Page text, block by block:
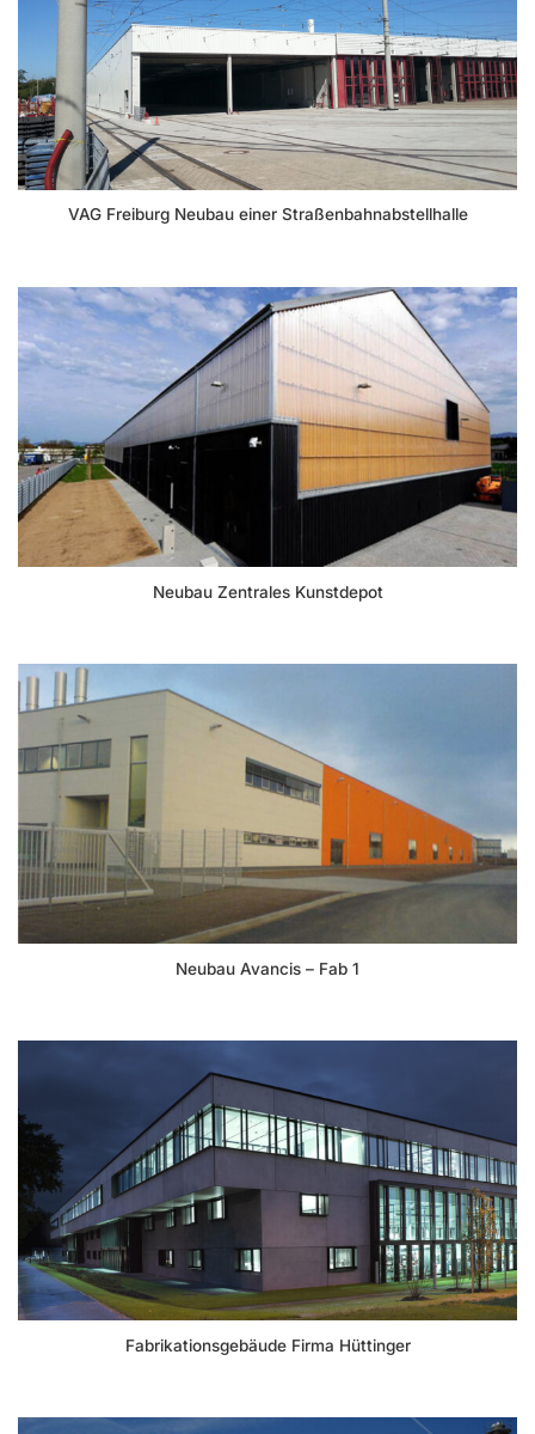
VAG Freiburg Neubau einer Straßenbahnabstellhalle
Neubau Zentrales Kunstdepot
Neubau Avancis – Fab 1
Fabrikationsgebäude Firma Hüttinger